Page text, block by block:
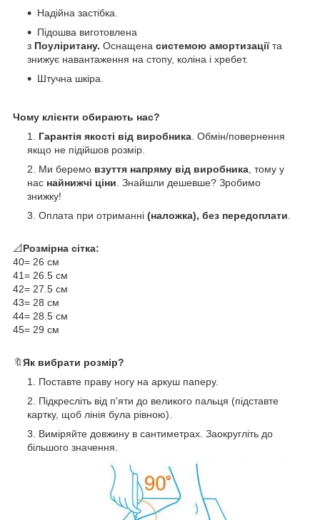
Надійна застібка.
Підошва виготовлена
з Поуліритану. Оснащена системою амортизаціїта
знижує навантаження на стопу, коліна і хребет.
Штучна шкіра.
Чому клієнти обирають нас?
Гарантія якості від виробника . Обмін/повернення
якщо не підійшов розмір.
Ми беремо взуття напряму від виробника , тому у
нас найнижчі ціни . Знайшли дешевше? Зробимо
знижку!
Оплата при отриманні (наложка), без передоплати
📐Розмірна сітка:
40= 26 см
41= 26.5 см
42= 27.5 см
43= 28 см
44= 28.5 см
45= 29 см
🔖Як вибрати розмір?
Поставте праву ногу на аркуш паперу.
Підкресліть від п'яти до великого пальця (підставте
картку, щоб лінія була рівною).
Виміряйте довжину в сантиметрах. Заокругліть до
більшого значення.